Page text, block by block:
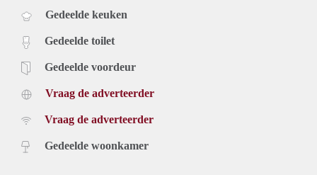
Gedeelde keuken
Gedeelde toilet
Gedeelde voordeur
Vraag de adverteerder
Vraag de adverteerder
Gedeelde woonkamer